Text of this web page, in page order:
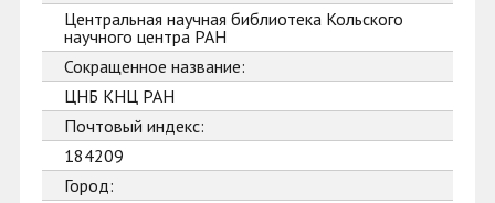
Центральная научная библиотека Кольского
научного центра РАН
Сокращенное название:
ЦНБ КНЦ РАН
Почтовый индекс:
184209
Город: